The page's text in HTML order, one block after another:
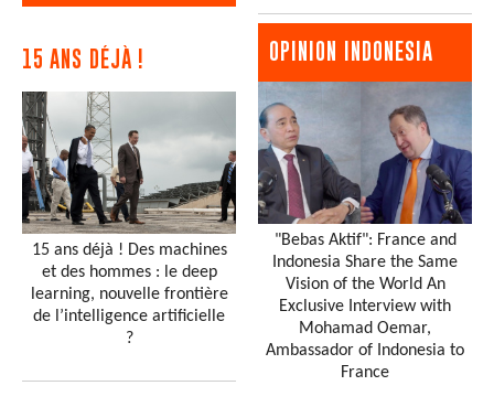
15 ANS DÉJÀ !
15 ans déjà ! Des machines
et des hommes : le deep
learning, nouvelle frontière
de l’intelligence artificielle
?
OPINION INDONESIA
"Bebas Aktif": France and
Indonesia Share the Same
Vision of the World An
Exclusive Interview with
Mohamad Oemar,
Ambassador of Indonesia to
France